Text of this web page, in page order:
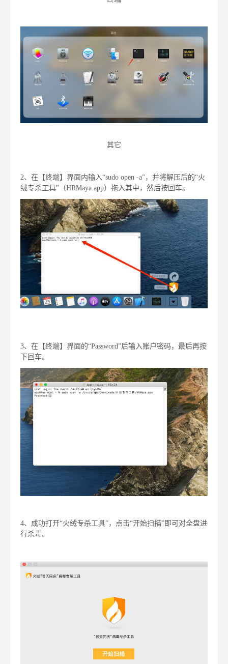
其它
2、在【终端】界面内输入“sudo open -a”，并将解压后的“火
绒专杀工具”（HRMaya.app）拖入其中，然后按回车。
3、在【终端】界面的“Password”后输入账户密码，最后再按
下回车。
4、成功打开“火绒专杀工具”，点击“开始扫描”即可对全盘进
行杀毒。